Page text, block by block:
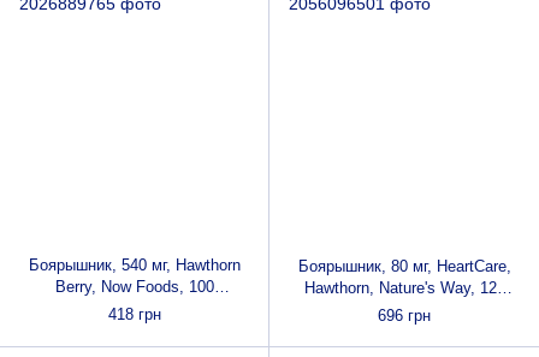
Боярышник, 540 мг, Hawthorn
Berry, Now Foods, 100
вегетарианских капсул
418 грн
Боярышник, 80 мг, HeartCare,
Hawthorn, Nature's Way, 120
таблеток
696 грн